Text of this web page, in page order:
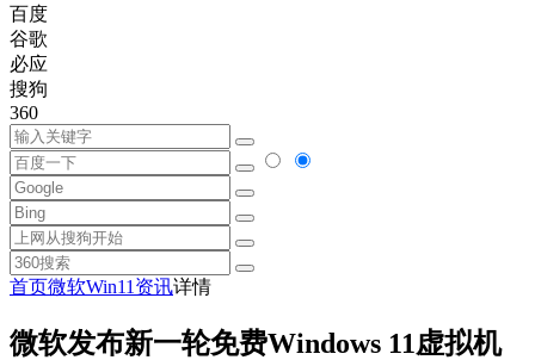
百度
谷歌
必应
搜狗
360
首页微软Win11资讯详情
微软发布新一轮免费Windows 11虚拟机